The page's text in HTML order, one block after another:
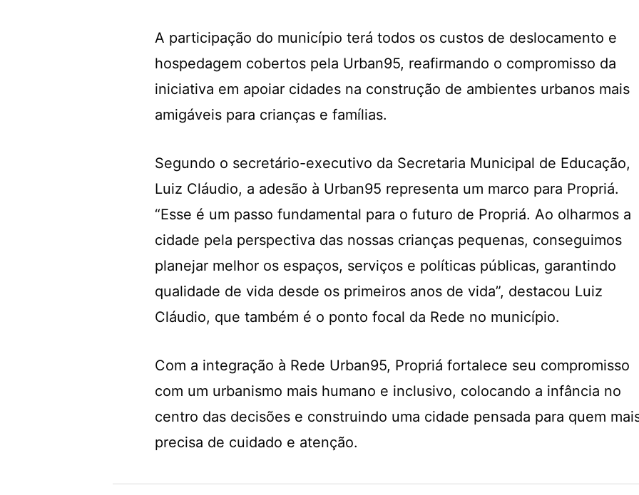
A participação do município terá todos os custos de deslocamento e
hospedagem cobertos pela Urban95, reafirmando o compromisso da
iniciativa em apoiar cidades na construção de ambientes urbanos mais
amigáveis para crianças e famílias.
Segundo o secretário-executivo da Secretaria Municipal de Educação,
Luiz Cláudio, a adesão à Urban95 representa um marco para Propriá.
“Esse é um passo fundamental para o futuro de Propriá. Ao olharmos a
cidade pela perspectiva das nossas crianças pequenas, conseguimos
planejar melhor os espaços, serviços e políticas públicas, garantindo
qualidade de vida desde os primeiros anos de vida”, destacou Luiz
Cláudio, que também é o ponto focal da Rede no município.
Com a integração à Rede Urban95, Propriá fortalece seu compromisso
com um urbanismo mais humano e inclusivo, colocando a infância no
centro das decisões e construindo uma cidade pensada para quem
precisa de cuidado e atenção.